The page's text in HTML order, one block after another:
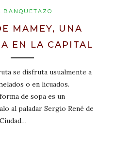
BANQUETAZO
MAMEY, UNA
EN LA CAPITAL
se disfruta usualmente a
o en licuados.
de sopa es un
al paladar Sergio René de